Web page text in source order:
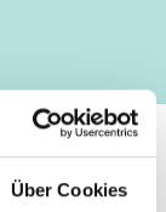
Über Cookies